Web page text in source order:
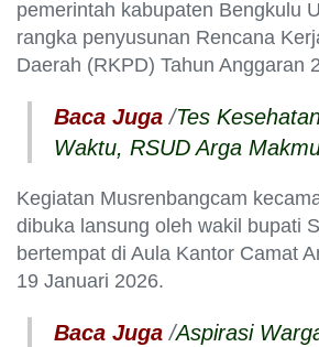
pemerintah kabupaten Bengkulu
rangka penyusunan Rencana
Daerah (RKPD) Tahun Anggaran
Baca Juga /Tes
Waktu, RSUD Arga
Kegiatan Musrenbangcam
dibuka lansung oleh wakil bupati
bertempat di Aula Kantor Camat
19 Januari 2026.
Baca Juga /Aspirasi